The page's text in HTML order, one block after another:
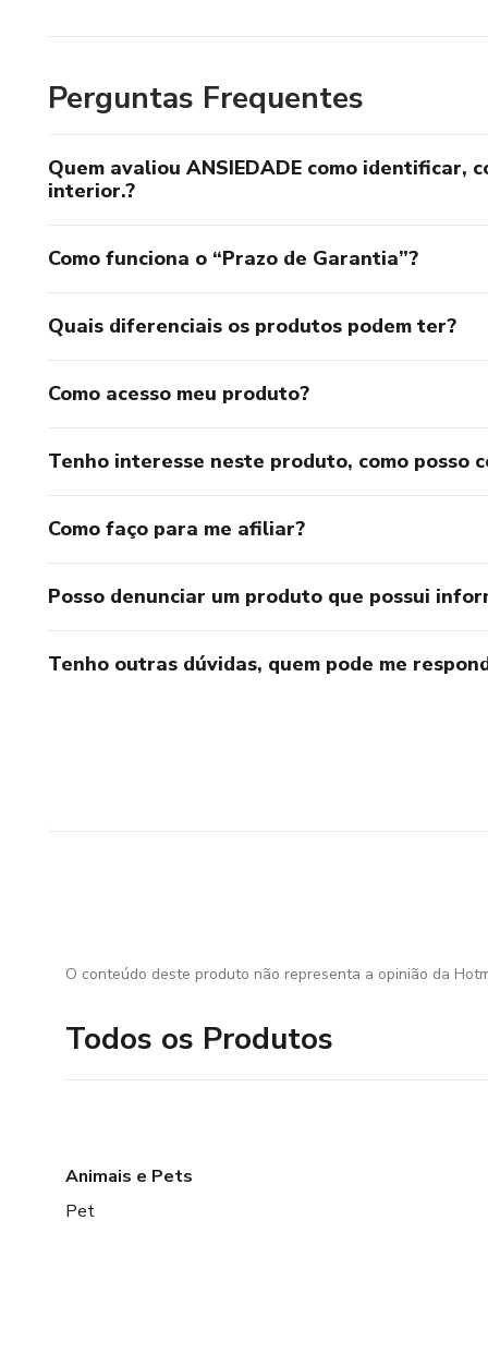
🚨 Guia rápido para crises de
*PARA QUEM É ESTE E-
✔️ Para quem tem
✔️ Para quem sente medo,
⚠️ IMPORTANTE
*RESULTADOS QUE VOCÊ
- Reduzir a intensidade da
Perguntas Frequentes
Quem avaliou ANSIEDADE como
interior.?
Como funciona o “Prazo de Garantia”?
Quais diferenciais os produtos podem ter?
Como acesso meu produto?
Tenho interesse neste produto, como posso
Como faço para me afiliar?
Posso denunciar um produto que possui
Tenho outras dúvidas, quem pode me
O conteúdo deste produto não representa a opinião da
Todos os Produtos
Animais e Pets
Pet